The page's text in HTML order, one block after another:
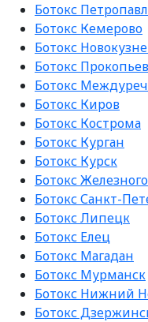
Ботокс
Ботокс Кемерово
Ботокс
Ботокс
Ботокс
Ботокс Киров
Ботокс Кострома
Ботокс Курган
Ботокс Курск
Ботокс
Ботокс Санкт-
Ботокс Липецк
Ботокс Елец
Ботокс Магадан
Ботокс Мурманск
Ботокс Нижний
Ботокс